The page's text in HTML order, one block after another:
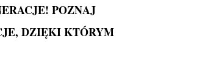
POZNAJ
DZIĘKI KTÓRYM